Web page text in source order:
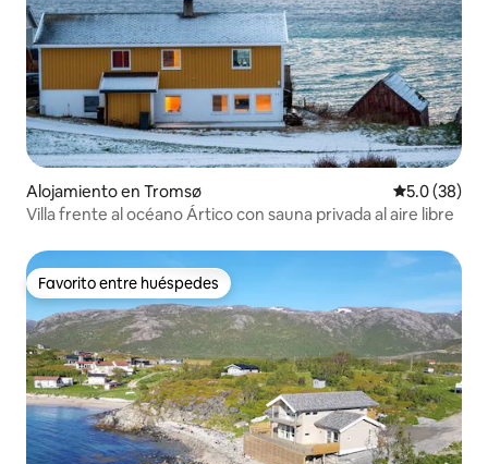
Alojamiento en Tromsø Calificación
5.0 (38)
Villa frente al océano Ártico con sauna privada al aire libre
Favorito entre huéspedes
Favorito entre huéspedes